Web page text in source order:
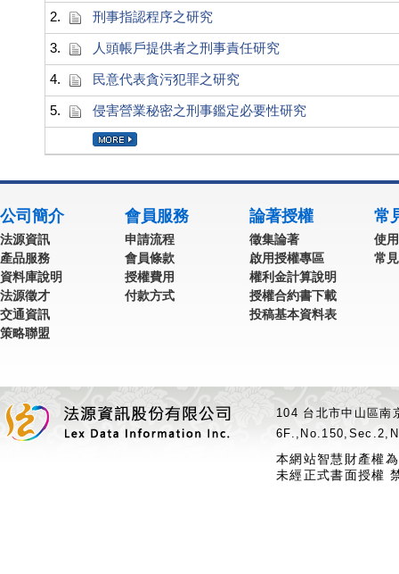
2. 刑事指認程序之研究
3. 人頭帳戶提供者之刑事責任研究
4. 民意代表貪污犯罪之研究
5. 侵害營業秘密之刑事鑑定必要性研究
公司簡介
法源資訊
產品服務
資料庫說明
法源徵才
交通資訊
策略聯盟
會員服務
申請流程
會員條款
授權費用
付款方式
論著授權
徵集論著
啟用授權專區
權利金計算說明
授權合約書下載
投稿基本資料表
常
使
常
104 台北市中山區
本網站智慧財產權
未經正式書面授權